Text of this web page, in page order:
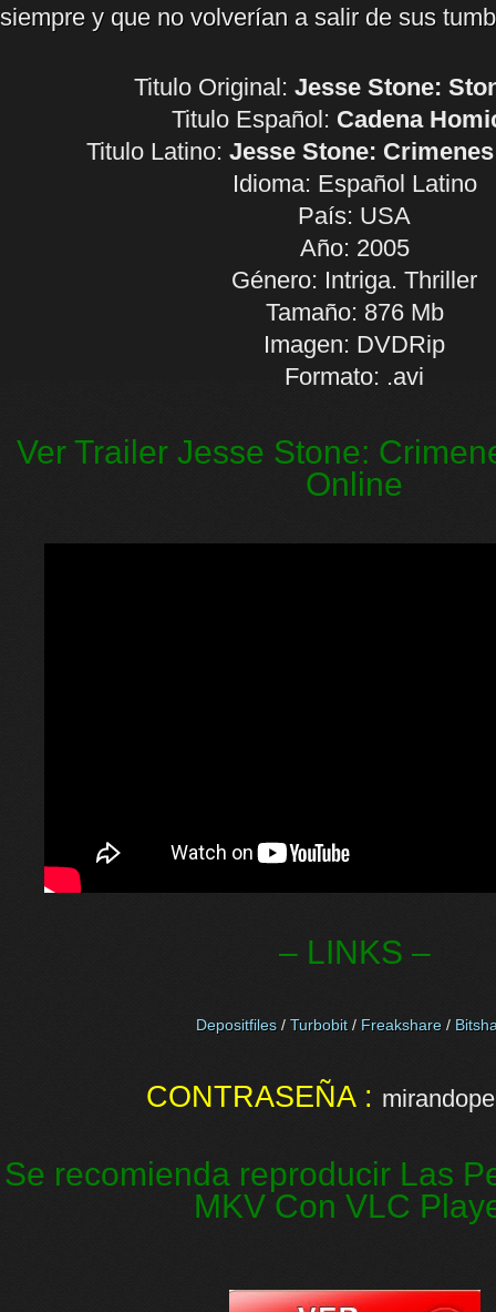
siempre y que no volverían a salir de sus
Titulo Original: Jesse Stone:
Titulo Español: Cadena
Titulo Latino: Jesse Stone:
Idioma: Español Latino
País: USA
Año: 2005
Género: Intriga. Thriller
Tamaño: 876 Mb
Imagen: DVDRip
Formato: .avi
Ver Trailer Jesse Stone:
Online
– LINKS –
Depositfiles / Turbobit / Freakshare /
CONTRASEÑA :
Se recomienda reproducir Las
MKV Con VLC